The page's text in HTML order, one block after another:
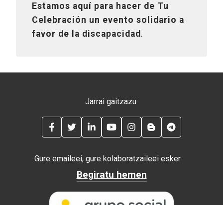
Estamos aquí para hacer de Tu
Celebración un evento solidario a
favor de la discapacidad .
Jarrai gaitzazu:
FACEBOOKTWITTERLINKEDINYOUTUBEINSTAGRAM
BLOG
Gure emaileei, gure kolaboratzaileei esker
Begiratu hemen